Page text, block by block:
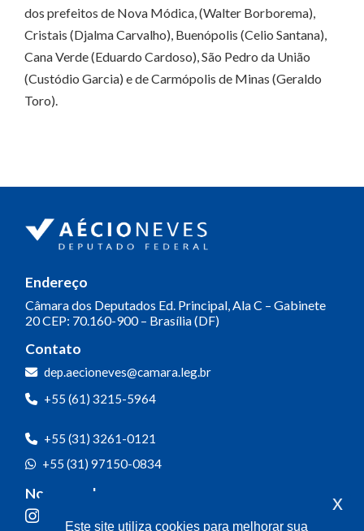
dos prefeitos de Nova Módica, (Walter Borborema),
Cristais (Djalma Carvalho), Buenópolis (Celio Santana),
Cana Verde (Eduardo Cardoso), São Pedro da União
(Custódio Garcia) e de Carmópolis de Minas (Geraldo
Toro).
Endereço
Câmara dos Deputados Ed. Principal, Ala C – Gabinete
20CEP: 70.160-900 – Brasília (DF)
Contato
dep.aecioneves@camara.leg.br
+55 (61) 3215-5964
+55 (31) 3261-0121
+55 (31) 97150-0834
Nossas redes
Este site utiliza cookies para melhorar sua
x